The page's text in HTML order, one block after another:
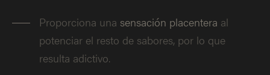
Proporciona una sensación placentera al
potenciar el resto de sabores, por lo que
resulta adictivo.